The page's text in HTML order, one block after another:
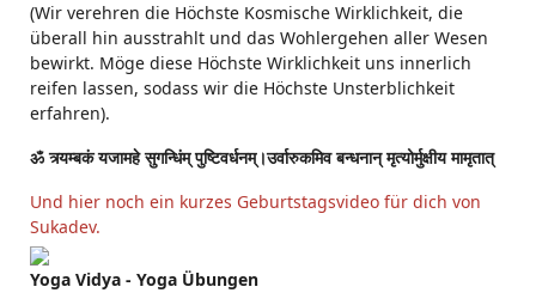
(Wir verehren die Höchste Kosmische Wirklichkeit, die
überall hin ausstrahlt und das Wohlergehen aller Wesen
bewirkt. Möge diese Höchste Wirklichkeit uns innerlich
reifen lassen, sodass wir die Höchste Unsterblichkeit
erfahren).
ॐ त्र्यम्बकं यजामहे सुगन्धिंम् पुष्टिवर्धनम्।उर्वारुकमिव बन्धनान् मृत्योर्मुक्षीय मामृतात्
Und hier noch ein kurzes Geburtstagsvideo für dich von
Sukadev.
Yoga Vidya - Yoga Übungen